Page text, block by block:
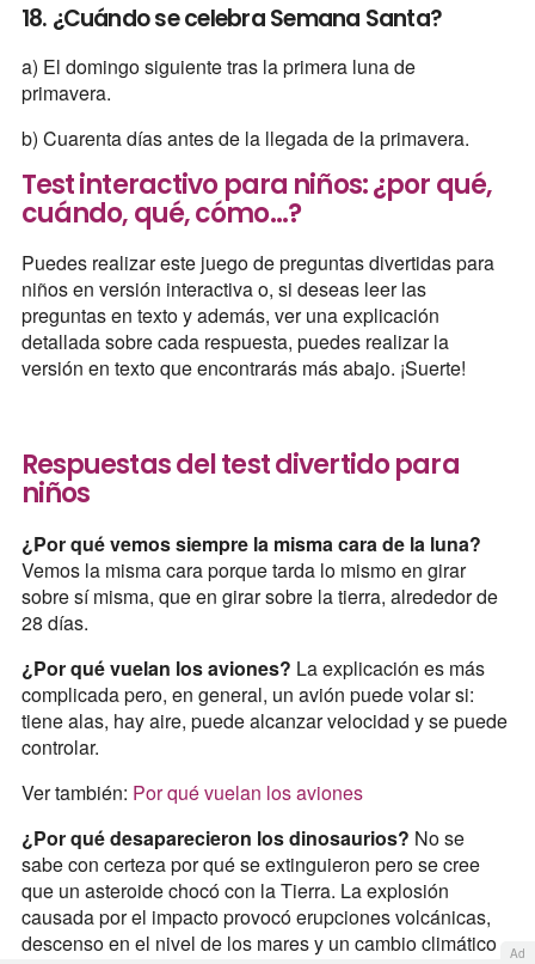
18. ¿Cuándo se celebra Semana Santa?
a) El domingo siguiente tras la primera luna de
primavera.
b) Cuarenta días antes de la llegada de la primavera.
Test interactivo para niños: ¿por qué,
cuándo, qué, cómo...?
Puedes realizar este juego de preguntas divertidas para
niños en versión interactiva o, si deseas leer las
preguntas en texto y además, ver una explicación
detallada sobre cada respuesta, puedes realizar la
versión en texto que encontrarás más abajo. ¡Suerte!
Respuestas del test divertido para
niños
¿Por qué vemos siempre la misma cara de la luna?
Vemos la misma cara porque tarda lo mismo en girar
sobre sí misma, que en girar sobre la tierra, alrededor de
28 días.
¿Por qué vuelan los aviones? La explicación es más
complicada pero, en general, un avión puede volar si:
tiene alas, hay aire, puede alcanzar velocidad y se puede
controlar.
Ver también: Por qué vuelan los aviones
¿Por qué desaparecieron los dinosaurios? No se
sabe con certeza por qué se extinguieron pero se cree
que un asteroide chocó con la Tierra. La explosión
causada por el impacto provocó erupciones volcánicas,
descenso en el nivel de los mares y un cambio climático
Ad